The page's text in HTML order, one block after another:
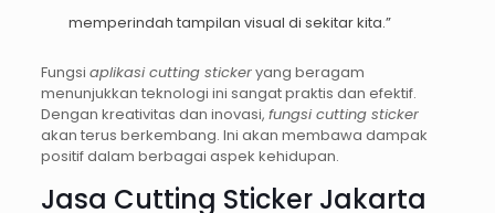
memperindah tampilan visual di sekitar kita.”
Fungsi aplikasi cutting stickeryang beragam
menunjukkan teknologi ini sangat praktis dan efektif.
Dengan kreativitas dan inovasi, fungsi cutting sticker
akan terus berkembang. Ini akan membawa dampak
positif dalam berbagai aspek kehidupan.
Jasa Cutting Sticker Jakarta